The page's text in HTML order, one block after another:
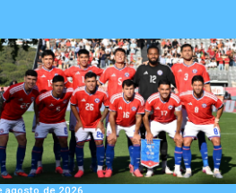
agosto de 2026